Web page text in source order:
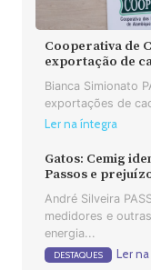
Cooperativa de
exportação de
Bianca Simionato
exportações de
Ler na íntegra
Gatos: Cemig
Passos e
André Silveira
medidores e
energia...
DESTAQUES Ler